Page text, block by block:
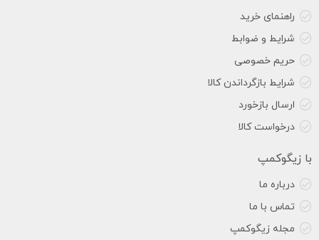
راهنمای خرید
شرایط و ضوابط
حریم خصوصی
شرایط بازگرداندن کالا
ارسال بازخورد
درخواست کالا
با زیگوکمپ
درباره ما
تماس با ما
مجله زیگوکمپ